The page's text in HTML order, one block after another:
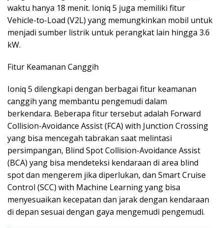
waktu hanya 18 menit. Ioniq 5 juga memiliki fitur
Vehicle-to-Load (V2L) yang memungkinkan mobil untuk
menjadi sumber listrik untuk perangkat lain hingga 3.6
kW.
Fitur Keamanan Canggih
Ioniq 5 dilengkapi dengan berbagai fitur keamanan
canggih yang membantu pengemudi dalam
berkendara. Beberapa fitur tersebut adalah Forward
Collision-Avoidance Assist (FCA) with Junction Crossing
yang bisa mencegah tabrakan saat melintasi
persimpangan, Blind Spot Collision-Avoidance Assist
(BCA) yang bisa mendeteksi kendaraan di area blind
spot dan mengerem jika diperlukan, dan Smart Cruise
Control (SCC) with Machine Learning yang bisa
menyesuaikan kecepatan dan jarak dengan kendaraan
di depan sesuai dengan gaya mengemudi pengemudi.